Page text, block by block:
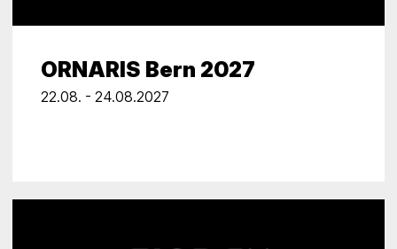
ORNARIS Bern 2027
22.08. - 24.08.2027